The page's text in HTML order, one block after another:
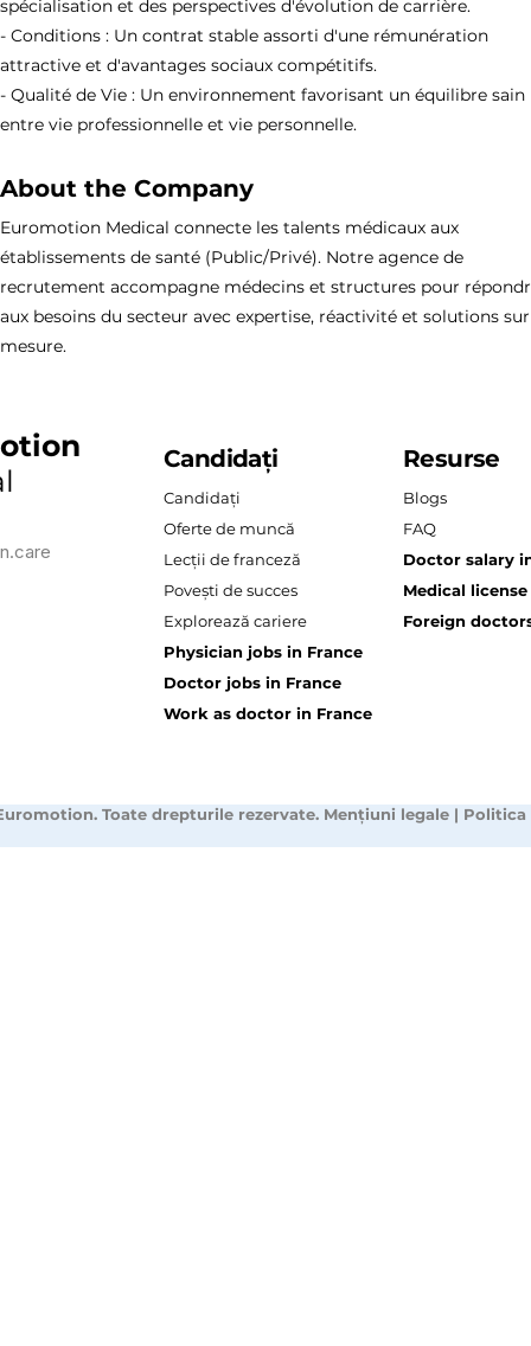
spécialisation et des perspectives d'évolution de carrière.
- Conditions : Un contrat stable assorti d'une rémunération
attractive et d'avantages sociaux compétitifs.
- Qualité de Vie : Un environnement favorisant un équilibre sain
entre vie professionnelle et vie personnelle.
About the Company
Euromotion Medical connecte les talents médicaux aux
établissements de santé (Public/Privé). Notre agence de
recrutement accompagne médecins et structures pour
aux besoins du secteur avec expertise, réactivité et solutions sur
mesure.
Candidați
Candidați
Oferte de muncă
Lecții de franceză
Povești de succes
Explorează cariere
Physician jobs in France
Doctor jobs in France
Work as doctor in France
Resurse
Blogs
FAQ
Doctor salary
Medical
Foreign
Toate drepturile rezervate. Mențiuni legale| Politica